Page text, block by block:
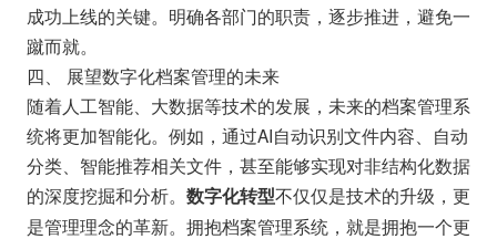
成功上线的关键。明确各部门的职责，逐步推进，避免一
蹴而就。
四、 展望数字化档案管理的未来
随着人工智能、大数据等技术的发展，未来的档案管理系
统将更加智能化。例如，通过AI自动识别文件内容、自动
分类、智能推荐相关文件，甚至能够实现对非结构化数据
的深度挖掘和分析。 数字化转型不仅仅是技术的升级，更
是管理理念的革新。拥抱档案管理系统，就是拥抱一个更